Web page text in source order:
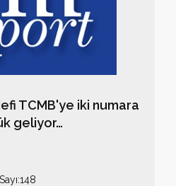
TCMB'ye iki numara
geliyor…
Sayı:148